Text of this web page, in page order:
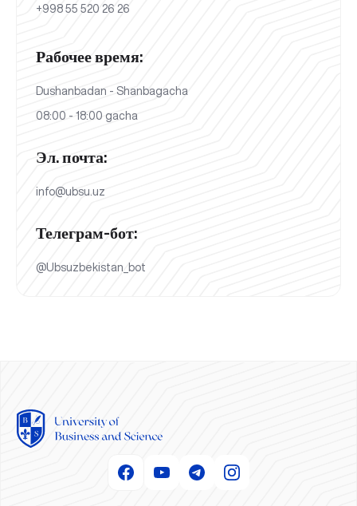
+998 55 520 26 26
Рабочее время:
Dushanbadan - Shanbagacha
08:00 - 18:00 gacha
Эл. почта:
info@ubsu.uz
Телеграм-бот:
@Ubsuzbekistan_bot